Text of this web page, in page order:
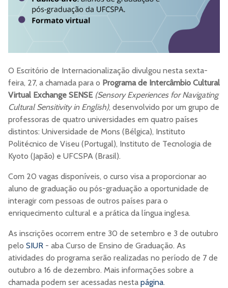
O Escritório de Internacionalização divulgou nesta sexta-
feira, 27, a chamada para o Programa de Intercâmbio Cultural
Virtual Exchange SENSE (Sensory Experiences for Navigating
Cultural Sensitivity in English), desenvolvido por um grupo de
professoras de quatro universidades em quatro países
distintos: Universidade de Mons (Bélgica), Instituto
Politécnico de Viseu (Portugal), Instituto de Tecnologia de
Kyoto (Japão) e UFCSPA (Brasil).
Com 20 vagas disponíveis, o curso visa a proporcionar ao
aluno de graduação ou pós-graduação a oportunidade de
interagir com pessoas de outros países para o
enriquecimento cultural e a prática da língua inglesa.
As inscrições ocorrem entre 30 de setembro e 3 de outubro
pelo SIUR - aba Curso de Ensino de Graduação. As
atividades do programa serão realizadas no período de 7 de
outubro a 16 de dezembro. Mais informações sobre a
chamada podem ser acessadas nesta página.